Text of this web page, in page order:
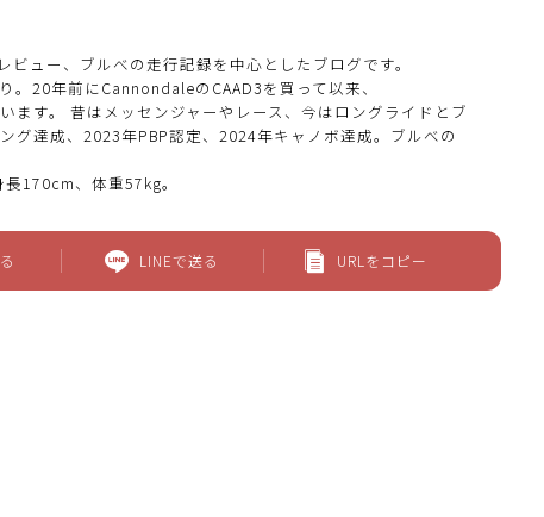
ュー、ブルべの走行記録を中心としたブログです。
。20年前にCannondaleのCAAD3を買って以来、
ます。 昔はメッセンジャーやレース、今はロングライドとブ
グ達成、2023年PBP認定、2024年キャノボ達成。ブルべの
170cm、体重57kg。
LINEで送る URLをコピー